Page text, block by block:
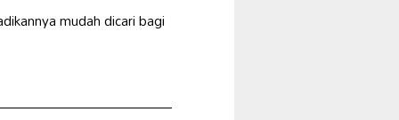
mudah dicari bagi